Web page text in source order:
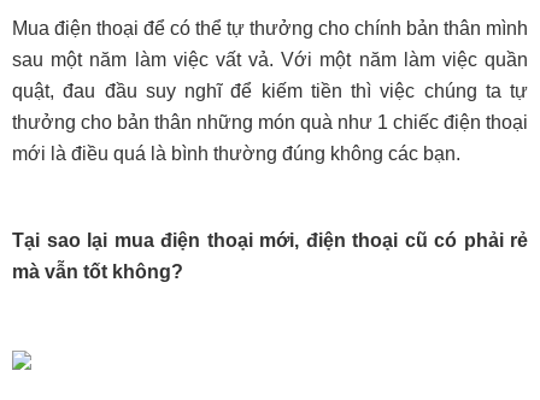
Mua điện thoại để có thể tự thưởng cho chính bản thân mình
sau một năm làm việc vất vả. Với một năm làm việc quần
quật, đau đầu suy nghĩ để kiếm tiền thì việc chúng ta tự
thưởng cho bản thân những món quà như 1 chiếc điện thoại
mới là điều quá là bình thường đúng không các bạn.
Tại sao lại mua điện thoại mới, điện thoại cũ có phải rẻ
mà vẫn tốt không?